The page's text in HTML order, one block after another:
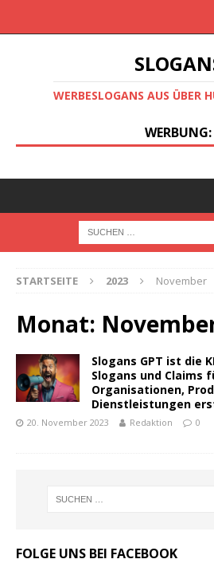
WERBESLOGANS AUS ÜBER
WERBUNG:
STARTSEITE 2023 November
Monat:
Slogans GPT ist die
Slogans und Claims
Organisationen,
Dienstleistungen
20. November 2023 Redaktion 0
FOLGE UNS BEI FACEBOOK